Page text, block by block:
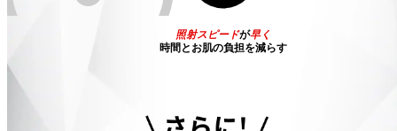
照射スピードが早く
時間とお肌の負担を減らす